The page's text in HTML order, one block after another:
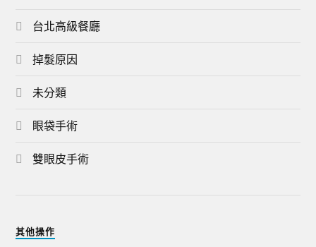
台北高級餐廳
掉髮原因
未分類
眼袋手術
雙眼皮手術
其他操作